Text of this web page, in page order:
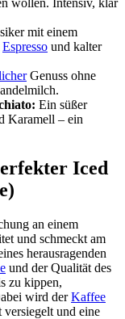
wollen. Intensiv, klar
mit einem
Espresso und kalter
Genuss ohne
Ein süßer
Karamell – ein
Iced
an einem
und schmeckt am
herausragenden
und der Qualität des
zu kippen,
wird derKaffee
und eine